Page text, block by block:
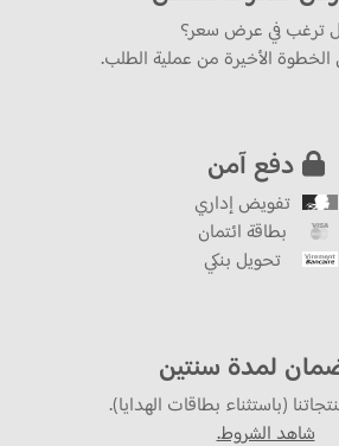
ترغب في عرض سعر؟
الخطوة الأخيرة من عملية الطلب.
دفع آمن
تفويض إداري
بطاقة ائتمان
تحويل بنكي
لمدة سنتين
(باستثناء بطاقات الهدايا).
شاهد الشروط.